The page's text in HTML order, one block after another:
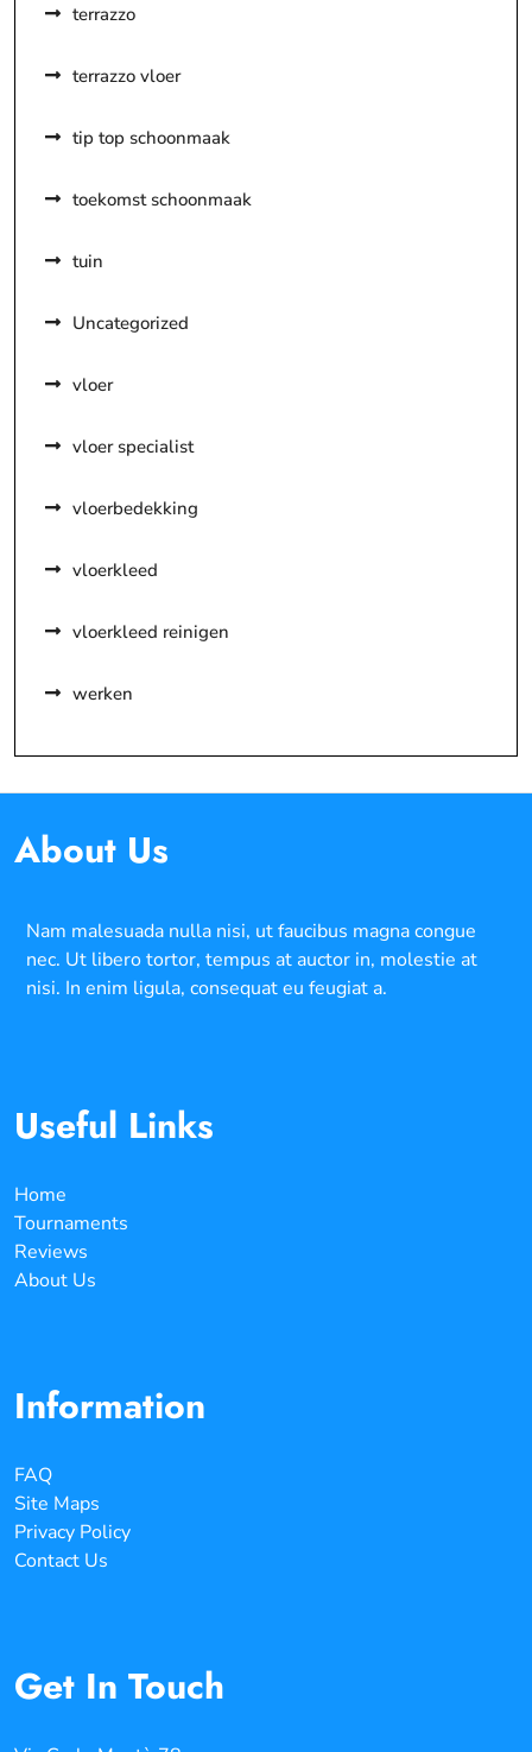
terrazzo
terrazzo vloer
tip top schoonmaak
toekomst schoonmaak
tuin
Uncategorized
vloer
vloer specialist
vloerbedekking
vloerkleed
vloerkleed reinigen
werken
About Us
Nam malesuada nulla nisi, ut faucibus magna congue
nec. Ut libero tortor, tempus at auctor in, molestie at
nisi. In enim ligula, consequat eu feugiat a.
Useful Links
Home
Tournaments
Reviews
About Us
Information
FAQ
Site Maps
Privacy Policy
Contact Us
Get In Touch